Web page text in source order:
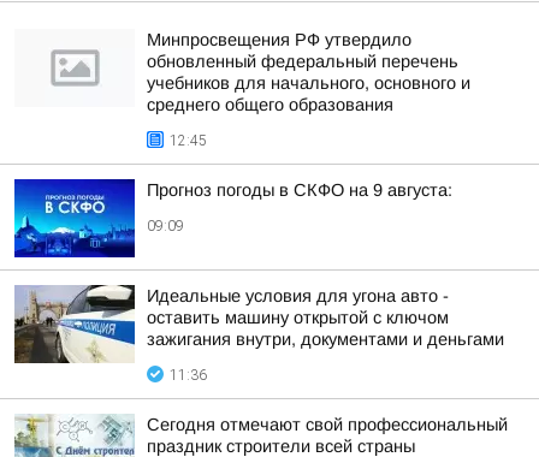
Минпросвещения РФ утвердило
обновленный федеральный перечень
учебников для начального, основного и
среднего общего образования
12:45
Прогноз погоды в СКФО на 9 августа:
09:09
Идеальные условия для угона авто -
оставить машину открытой с ключом
зажигания внутри, документами и деньгами
11:36
Сегодня отмечают свой профессиональный
праздник строители всей страны